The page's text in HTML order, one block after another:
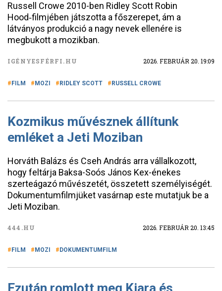
Russell Crowe 2010-ben Ridley Scott Robin
Hood‑filmjében játszotta a főszerepet, ám a
látványos produkció a nagy nevek ellenére is
megbukott a mozikban.
IGÉNYESFÉRFI.HU 2026. FEBRUÁR 20. 19:09
FILM MOZI RIDLEY SCOTT RUSSELL CROWE
Kozmikus művésznek állítunk
emléket a Jeti Moziban
Horváth Balázs és Cseh András arra vállalkozott,
hogy feltárja Baksa-Soós János Kex-énekes
szerteágazó művészetét, összetett személyiségét.
Dokumentumfilmjüket vasárnap este mutatjuk be a
Jeti Moziban.
444.HU 2026. FEBRUÁR 20. 13:45
FILM MOZI DOKUMENTUMFILM
Ezután romlott meg Kiara és